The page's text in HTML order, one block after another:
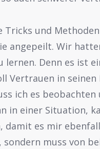
und
angepeilt. Wir
lernen. Denn es ist
Vertrauen in seinen
ich es
in einer Situation,
damit es mir
sondern muss von